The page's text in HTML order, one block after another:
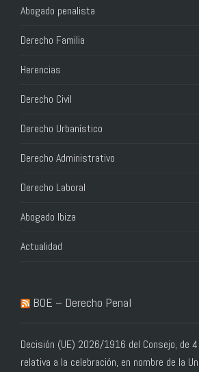
Abogado penalista
Derecho Familia
Herencias
Derecho Civil
Derecho Urbanístico
Derecho Administrativo
Derecho Laboral
Abogado Ibiza
Actualidad
BOE – Derecho Penal
Decisión (UE) 2026/1916 del Consejo, de
relativa a la celebración, en nombre de la